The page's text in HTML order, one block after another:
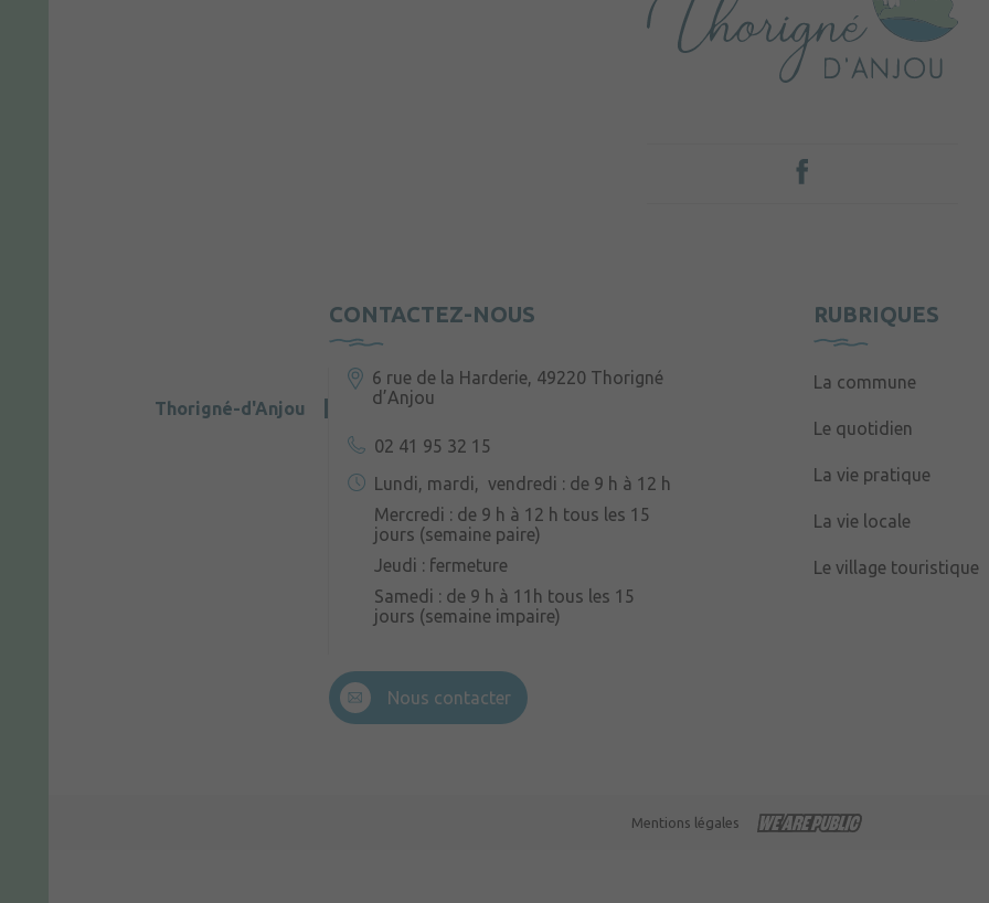
CONTACTEZ-NOUS
Thorigné-d'Anjou
6 rue de la Harderie, 49220 Thorigné
d’Anjou
02 41 95 32 15
Lundi, mardi, vendredi : de 9 h à 12 h
Mercredi : de 9 h à 12 h tous les 15
jours (semaine paire)
Jeudi : fermeture
Samedi : de 9 h à 11h tous les 15
jours (semaine impaire)
Nous contacter
RUBRIQUES
La commune
Le quotidien
La vie pratique
La vie locale
Le village touristique
Mentions légales